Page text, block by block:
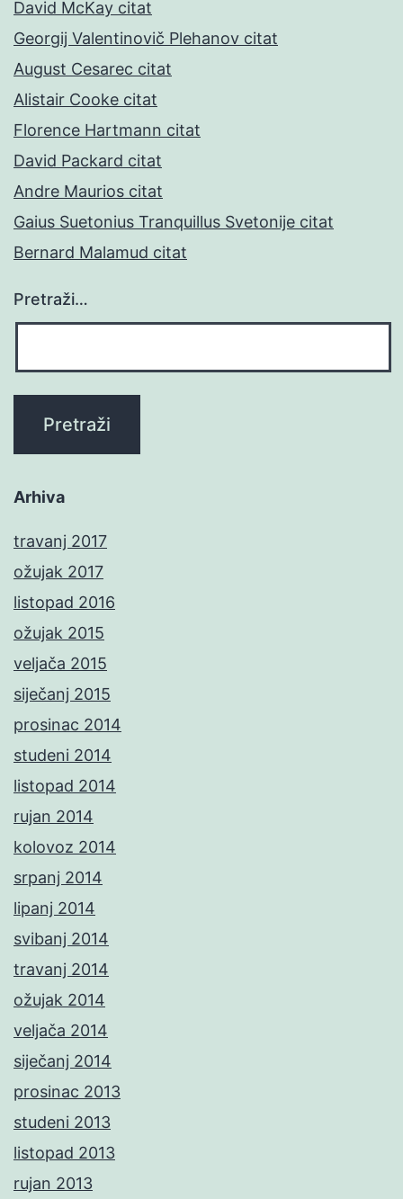
David McKay citat
Georgij Valentinovič Plehanov citat
August Cesarec citat
Alistair Cooke citat
Florence Hartmann citat
David Packard citat
Andre Maurios citat
Gaius Suetonius Tranquillus Svetonije citat
Bernard Malamud citat
Pretraži…
Arhiva
travanj 2017
ožujak 2017
listopad 2016
ožujak 2015
veljača 2015
siječanj 2015
prosinac 2014
studeni 2014
listopad 2014
rujan 2014
kolovoz 2014
srpanj 2014
lipanj 2014
svibanj 2014
travanj 2014
ožujak 2014
veljača 2014
siječanj 2014
prosinac 2013
studeni 2013
listopad 2013
rujan 2013